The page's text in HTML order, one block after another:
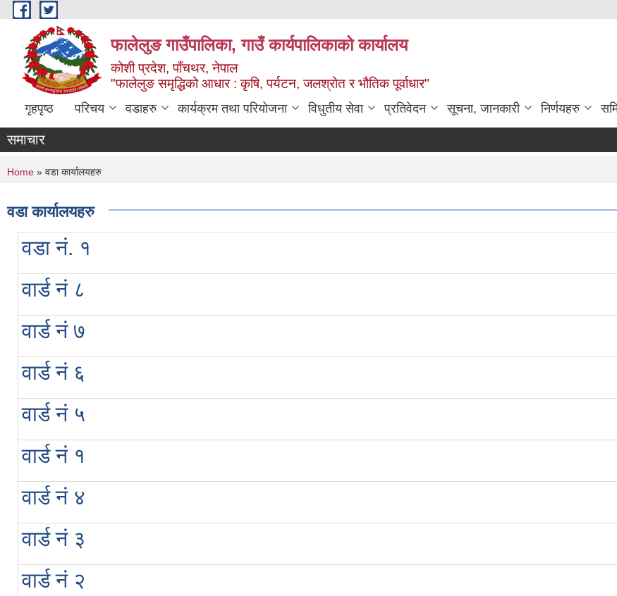
Skip to main content
फालेलुङ गाउँपालिका, गाउँ कार्यपालिकाको कार्यालय
कोशी प्रदेश, पाँचथर, नेपाल
"फालेलुङ समृद्धिको आधार : कृषि, पर्यटन, जलश्रोत र भौतिक पूर्वाधार"
गृहपृष्ठ परिचय वडाहरु कार्यक्रम तथा परियोजना विधुतीय सेवा प्रतिवेदन सूचना, जानकारी निर्णयहरु
समाचार
You are here
Home » वडा कार्यालयहरु
वडा कार्यालयहरु
वडा नं. १
वार्ड नं ८
वार्ड नं ७
वार्ड नं ६
वार्ड नं ५
वार्ड नं १
वार्ड नं ४
वार्ड नं ३
वार्ड नं २